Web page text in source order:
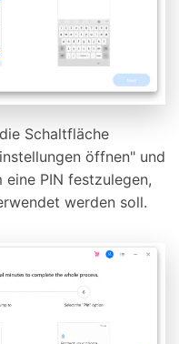
Schaltfläche
öffnen" und
eine PIN festzulegen,
werden soll.